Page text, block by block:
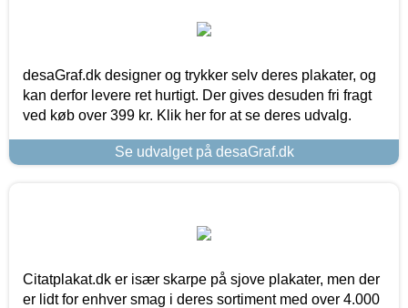
desaGraf.dk designer og trykker selv deres plakater, og
kan derfor levere ret hurtigt. Der gives desuden fri fragt
ved køb over 399 kr. Klik her for at se deres udvalg.
Se udvalget på desaGraf.dk
Citatplakat.dk er især skarpe på sjove plakater, men der
er lidt for enhver smag i deres sortiment med over 4.000